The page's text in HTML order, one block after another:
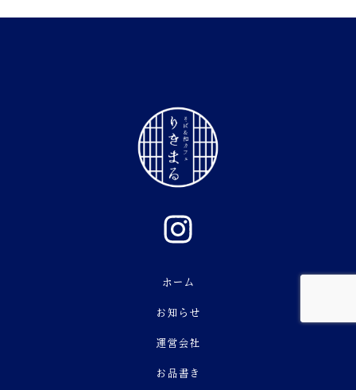
ホーム
お知らせ
運営会社
お品書き